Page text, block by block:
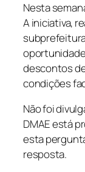
Nesta
A iniciativa,
descontos
condições
Não foi
DMAE está
esta
resposta.